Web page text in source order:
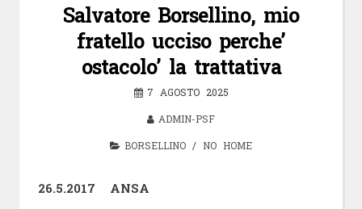
Salvatore Borsellino, mio
fratello ucciso perche’
ostacolo’ la trattativa
7 AGOSTO 2025
ADMIN-PSF
BORSELLINO / NO HOME
26.5.2017 ANSA